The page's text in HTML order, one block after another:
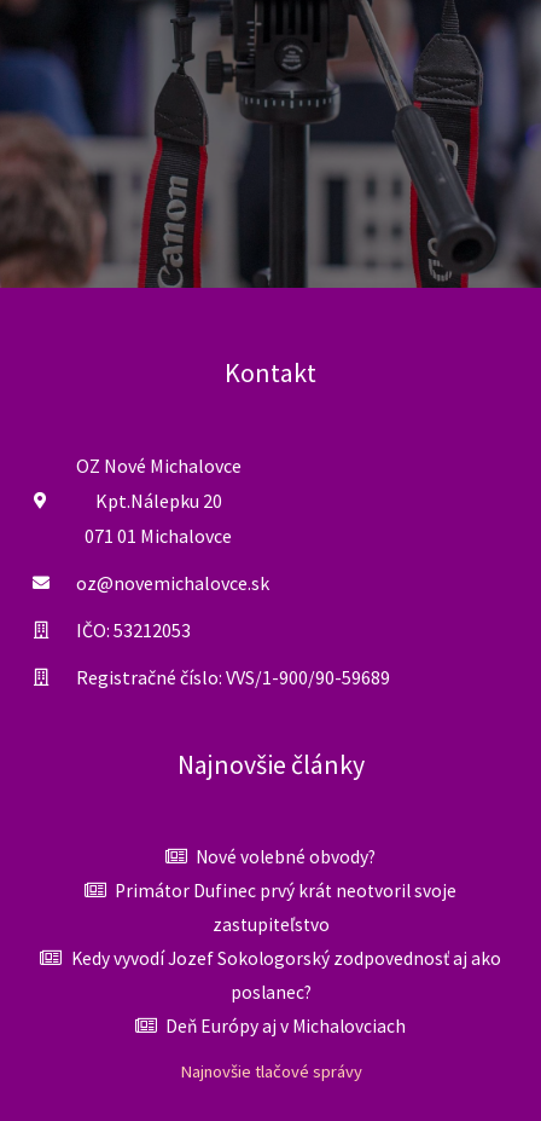
Kontakt
OZ Nové Michalovce
Kpt.Nálepku 20
071 01 Michalovce
oz@novemichalovce.sk
IČO: 53212053
Registračné číslo: VVS/1-900/90-59689
Najnovšie články
Nové volebné obvody?
Primátor Dufinec prvý krát neotvoril svoje
zastupiteľstvo
Kedy vyvodí Jozef Sokologorský zodpovednosť aj ako
poslanec?
Deň Európy aj v Michalovciach
Najnovšie tlačové správy